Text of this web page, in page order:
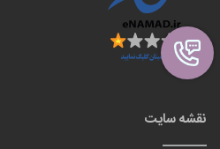
نقشه سایت